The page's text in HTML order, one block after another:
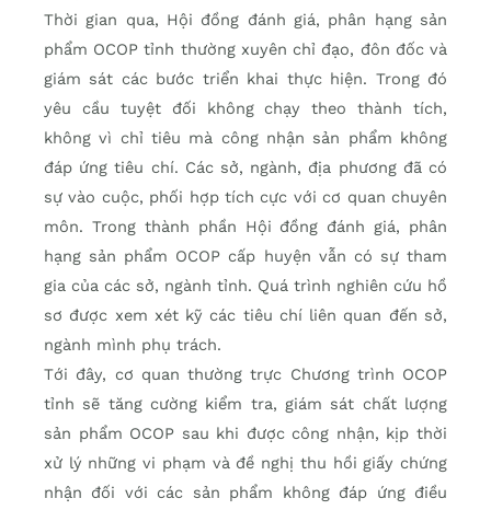
Thời gian qua, Hội đồng đánh giá, phân hạng sản
phẩm OCOP tỉnh thường xuyên chỉ đạo, đôn đốc và
giám sát các bước triển khai thực hiện. Trong đó
yêu cầu tuyệt đối không chạy theo thành tích,
không vì chỉ tiêu mà công nhận sản phẩm không
đáp ứng tiêu chí. Các sở, ngành, địa phương đã có
sự vào cuộc, phối hợp tích cực với cơ quan chuyên
môn. Trong thành phần Hội đồng đánh giá, phân
hạng sản phẩm OCOP cấp huyện vẫn có sự tham
gia của các sở, ngành tỉnh. Quá trình nghiên cứu hồ
sơ được xem xét kỹ các tiêu chí liên quan đến sở,
ngành mình phụ trách.
Tới đây, cơ quan thường trực Chương trình OCOP
tỉnh sẽ tăng cường kiểm tra, giám sát chất lượng
sản phẩm OCOP sau khi được công nhận, kịp thời
xử lý những vi phạm và đề nghị thu hồi giấy chứng
nhận đối với các sản phẩm không đáp ứng điều